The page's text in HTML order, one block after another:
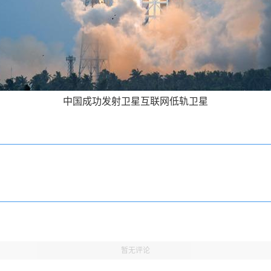
中国成功发射卫星互联网低轨卫星
暂无评论